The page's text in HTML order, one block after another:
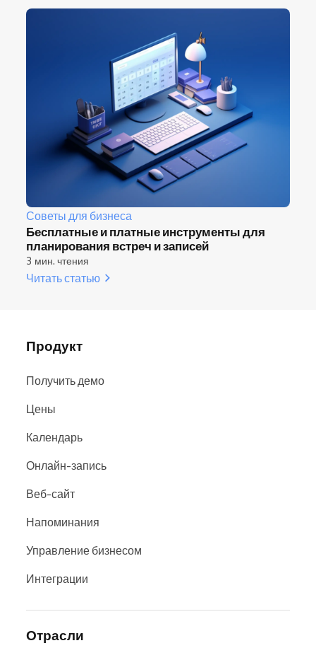
Советы для бизнеса
Бесплатные и платные инструменты для
планирования встреч и записей
3 мин. чтения
Читать статью
Продукт
Получить демо
Цены
Календарь
Онлайн-запись
Веб-сайт
Напоминания
Управление бизнесом
Интеграции
Отрасли